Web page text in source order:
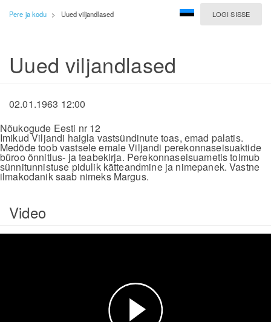
LOGI SISSE
Pere ja kodu > Uued viljandlased
Uued viljandlased
02.01.1963 12:00
Nõukogude Eesti nr 12
Imikud Viljandi haigla vastsündinute toas, emad palatis.
Medõde toob vastsele emale Viljandi perekonnaseisuaktide
büroo õnnitlus- ja teabekirja. Perekonnaseisuametis toimub
sünnitunnistuse pidulik kätteandmine ja nimepanek. Vastne
ilmakodanik saab nimeks Margus.
Video
Esita